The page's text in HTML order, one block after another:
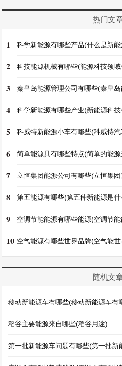
热门文
1 科学新能源有哪些产品(什么是新能
2 科技能源机械有哪些(能源科技领
3 秦皇岛能源管理公司有哪些(秦皇
4 科学新能源有哪些产业(新能源科
5 科威特新能源小车有哪些(科威特汽
6 简单能源具有哪些特点(简单的能源
7 立恒集团能源公司有哪些(立恒集团
8 第五能源有哪些(第五种新能源是什
9 空调节能能源有哪些能源(空调节
10 空气能源有哪些世界品牌(空气能
随机文
移动新能源车有哪些(移动新能源车有
稻谷主要能源来自哪些(稻谷用途)
第一批新能源车问题有哪些(第一批新